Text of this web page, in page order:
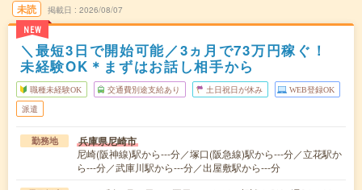
未読
NEW
掲載日 2026/08/07
＼最短3日で開始可能／3ヵ月で73万円稼ぐ！
未経験OK＊まずはお話し相手から
職種未経験OK 交通費別途支給あり 土日祝日が休み WEB登録OK
派遣
勤務地 兵庫県尼崎市
尼崎(阪神線)駅から---分／塚口(阪急線)駅から---分／立花駅か
ら---分／武庫川駅から---分／出屋敷駅から---分